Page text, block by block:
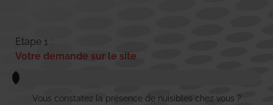
Etape 1 :
Votre demande sur le site
Vous constatez la présence de nuisibles chez vous ?